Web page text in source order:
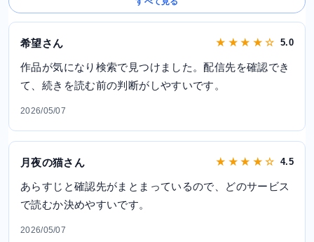
希望さん ★ ★ ★ ★ ☆ 5.0
作品が気になり検索で見つけました。配信先を確認でき
て、続きを読む前の判断がしやすいです。
2026/05/07
月夜の猫さん ★ ★ ★ ★ ☆ 4.5
あらすじと確認先がまとまっているので、どのサービス
で読むか決めやすいです。
2026/05/07